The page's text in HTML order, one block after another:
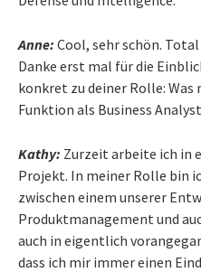
Anne: Cool, sehr schön.
Danke erst mal für die
konkret zu deiner Rolle:
Funktion als Business
Kathy: Zurzeit arbeite ich in
Projekt. In meiner Rolle bin
zwischen einem unserer
Produktmanagement und
auch in eigentlich
dass ich mir immer einen